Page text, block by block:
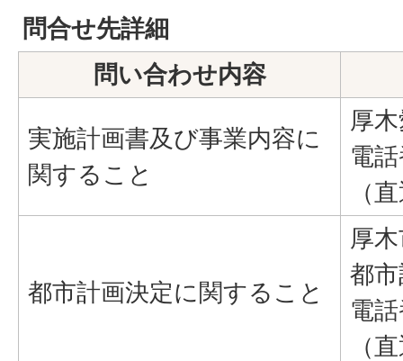
問合せ先詳細
問い合わせ内容
実施計画書及び事業内容に
関すること
厚
電
（
都市計画決定に関すること
厚
都
電
（